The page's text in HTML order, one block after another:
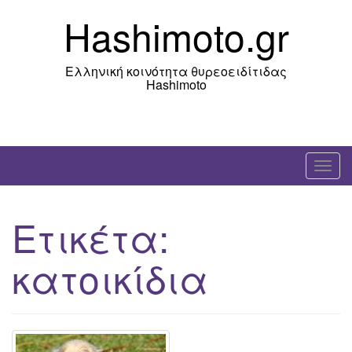
Hashimoto.gr
Ελληνική κοινότητα θυρεοειδίτιδας
Hashimoto
T
o
Ετικέτα:
κατοικίδια